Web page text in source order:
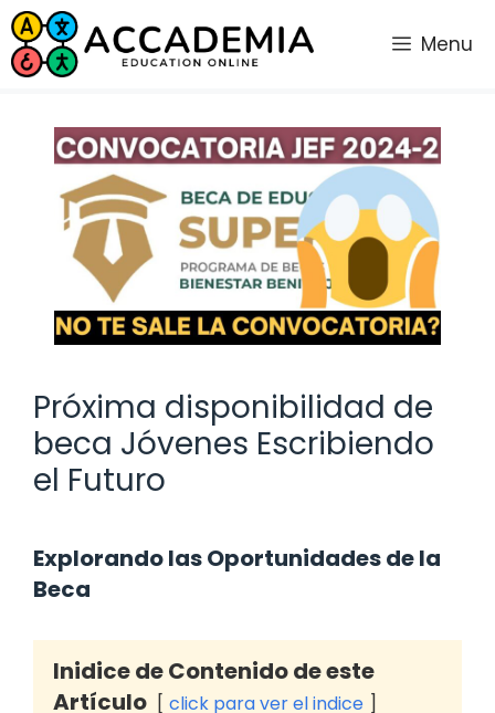
Saltar
al
contenido
Menu
Próxima disponibilidad de
beca Jóvenes Escribiendo
el Futuro
Explorando las Oportunidades de la
Beca
Inidice de Contenido de este
Artículo
click para ver el indice